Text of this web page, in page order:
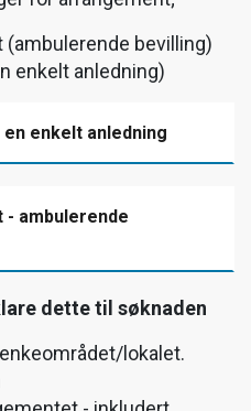
(ambulerende bevilling)
enkelt anledning)
enkelt anledning
ambulerende
dette til søknaden
lokalet.